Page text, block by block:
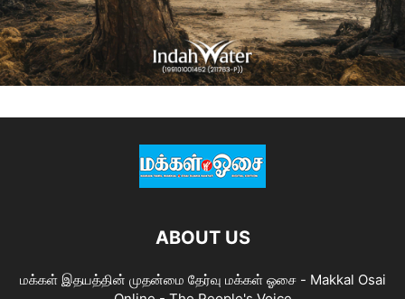
ABOUT US
மக்கள் இதயத்தின் முதன்மை தேர்வு மக்கள் ஓசை - Makkal Osai